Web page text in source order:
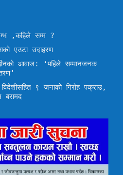
,कहिले सम्म ?
एउटा उदाहरण
आवाज: ‘पहिले सम्मानजनक
९ जनाको गिरोह पक्राउ,
बरामद